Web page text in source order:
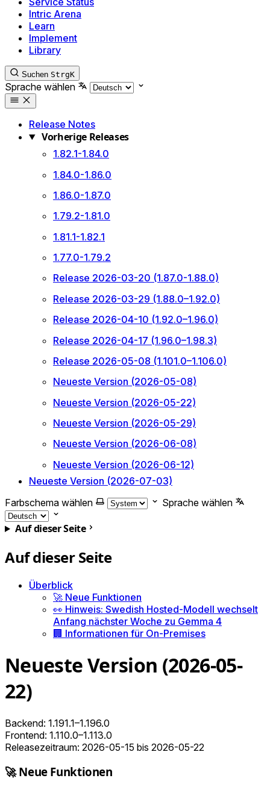
Intric Arena
Learn
Implement
Library
Suchen StrgK
Sprache wählen
Release Notes
Vorherige Releases
1.82.1-1.84.0
1.84.0-1.86.0
1.86.0-1.87.0
1.79.2-1.81.0
1.81.1-1.82.1
1.77.0-1.79.2
Release 2026-03-20 (1.87.0-1.88.0)
Release 2026-03-29 (1.88.0–1.92.0)
Release 2026-04-10 (1.92.0–1.96.0)
Release 2026-04-17 (1.96.0–1.98.3)
Release 2026-05-08 (1.101.0–1.106.0)
Neueste Version (2026-05-08)
Neueste Version (2026-05-22)
Neueste Version (2026-05-29)
Neueste Version (2026-06-08)
Neueste Version (2026-06-12)
Neueste Version (2026-07-03)
Farbschema wählen
Sprache wählen
Auf dieser Seite
Auf dieser Seite
Überblick
🚀 Neue Funktionen
👀 Hinweis: Swedish Hosted-Modell wechselt
Anfang nächster Woche zu Gemma 4
🏢 Informationen für On-Premises
Neueste Version (2026-05-
22)
Backend: 1.191.1–1.196.0
Frontend: 1.110.0–1.113.0
Releasezeitraum: 2026-05-15 bis 2026-05-22
🚀 Neue Funktionen